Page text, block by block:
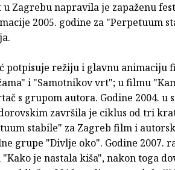
u Zagrebu napravila je zapaženu
2005. godine za "Perpetuum
potpisuje režiju i glavnu animaciju
i "Samotnikov vrt"; u filmu
s grupom autora. Godine 2004. u
završila je ciklus od tri
stabile" za Zagreb film i
grupe "Divlje oko". Godine 2007.
je nastala kiša", nakon toga